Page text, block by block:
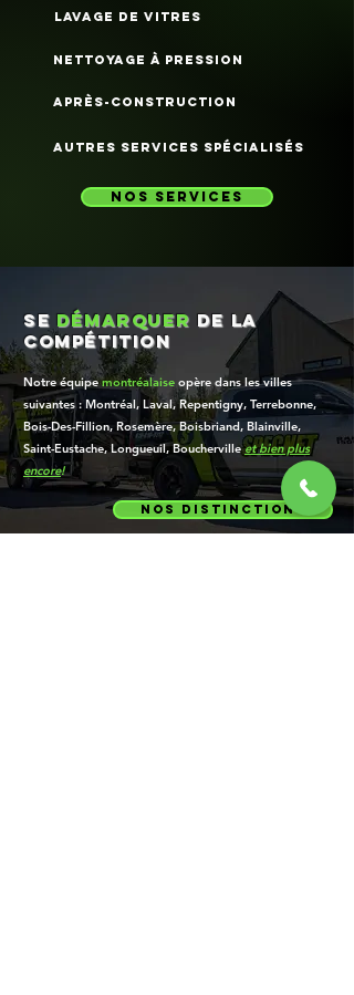
lavage de vitres
nettoyage à pression
après-construction
autres services spécialisés
nos services
se démarquer de la
compétition
Notre équipemontréalaise opère dans les villes
suivantes : Montréal, Laval, Repentigny, Terrebonne,
Bois-Des-Fillion, Rosemère, Boisbriand, Blainville,
Saint-Eustache, Longueuil, Bouchervilleet bien plus
encore!
nos distinctions